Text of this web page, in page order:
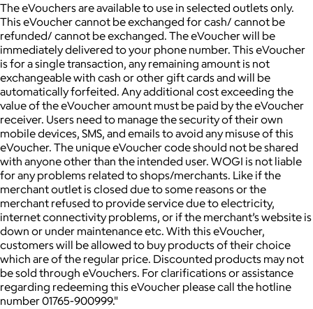
The eVouchers are available to use in selected outlets only.
This eVoucher cannot be exchanged for cash/ cannot be
refunded/ cannot be exchanged. The eVoucher will be
immediately delivered to your phone number. This eVoucher
is for a single transaction, any remaining amount is not
exchangeable with cash or other gift cards and will be
automatically forfeited. Any additional cost exceeding the
value of the eVoucher amount must be paid by the eVoucher
receiver. Users need to manage the security of their own
mobile devices, SMS, and emails to avoid any misuse of this
eVoucher. The unique eVoucher code should not be shared
with anyone other than the intended user. WOGI is not liable
for any problems related to shops/merchants. Like if the
merchant outlet is closed due to some reasons or the
merchant refused to provide service due to electricity,
internet connectivity problems, or if the merchant’s website is
down or under maintenance etc. With this eVoucher,
customers will be allowed to buy products of their choice
which are of the regular price. Discounted products may not
be sold through eVouchers. For clarifications or assistance
regarding redeeming this eVoucher please call the hotline
number 01765-900999."